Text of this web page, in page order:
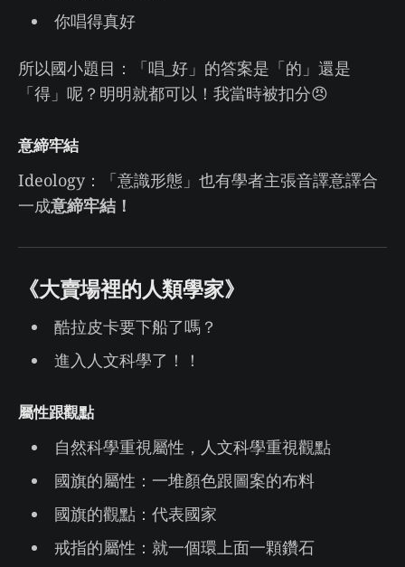
你唱得真好
所以國小題目：「唱_好」的答案是「的」還是
「得」呢？明明就都可以！我當時被扣分😠
意締牢結
Ideology：「意識形態」也有學者主張音譯意譯合
一成意締牢結！
《大賣場裡的人類學家》
酷拉皮卡要下船了嗎？
進入人文科學了！！
屬性跟觀點
自然科學重視屬性，人文科學重視觀點
國旗的屬性：一堆顏色跟圖案的布料
國旗的觀點：代表國家
戒指的屬性：就一個環上面一顆鑽石